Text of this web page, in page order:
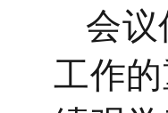
会议
工作